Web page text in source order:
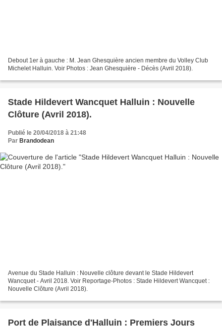
Debout 1er à gauche : M. Jean Ghesquière ancien membre du Volley Club
Michelet Halluin. Voir Photos : Jean Ghesquière - Décès (Avril 2018).
Stade Hildevert Wancquet Halluin : Nouvelle
Clôture (Avril 2018).
Publié le 20/04/2018 à 21:48
Par Brandodean
Avenue du Stade Halluin : Nouvelle clôture devant le Stade Hildevert
Wancquet - Avril 2018. Voir Reportage-Photos : Stade Hildevert Wancquet :
Nouvelle Clôture (Avril 2018).
Port de Plaisance d'Halluin : Premiers Jours